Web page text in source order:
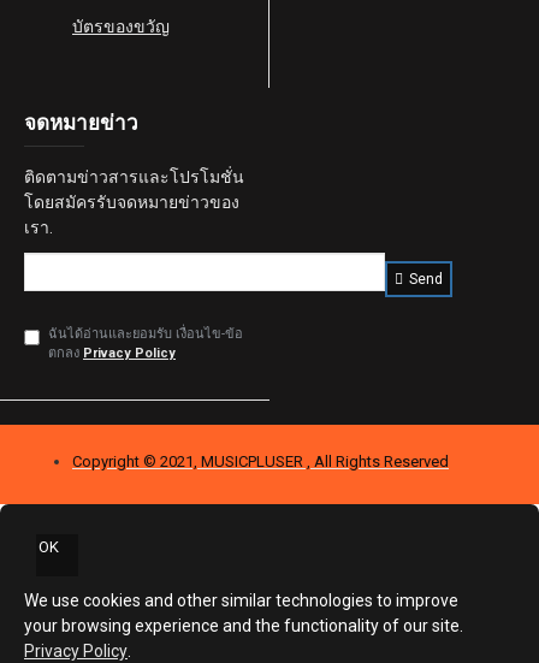
บัตรของขวัญ
จดหมายข่าว
ติดตามข่าวสารและโปรโมชั่น
โดยสมัครรับจดหมายข่าวของ
เรา.
Send
ฉันได้อ่านและยอมรับ เงื่อนไข-ข้อ
ตกลง Privacy Policy
Copyright © 2021, MUSICPLUSER , All Rights Reserved
OK
We use cookies and other similar technologies to improve
your browsing experience and the functionality of our site.
Privacy Policy